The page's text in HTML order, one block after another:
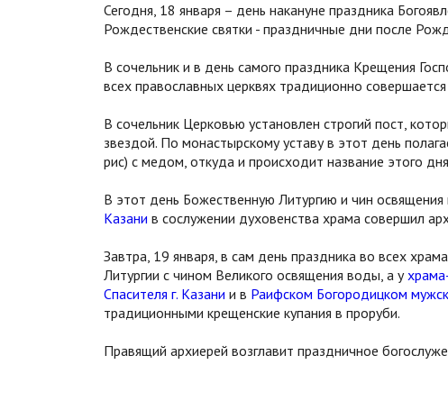
Сегодня, 18 января – день накануне праздника
Рождественские святки - праздничные дни после
В сочельник и в день самого праздника Крещения
всех православных церквях традиционно
В сочельник Церковью установлен строгий пост,
звездой. По монастырскому уставу в этот день
рис) с медом, откуда и происходит название этого
В этот день Божественную Литургию и чин
Казани в сослужении духовенства храма совершил
Завтра, 19 января, в сам день праздника во всех
Литургии с чином Великого освящения воды, а у
Спасителя г. Казани и в Раифском Богородицком
традиционными крещенские купания в проруби.
Правящий архиерей возглавит праздничное